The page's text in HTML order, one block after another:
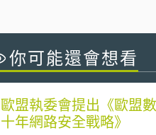
你可能還會想看
歐盟執委會提出《歐盟
十年網路安全戰略》